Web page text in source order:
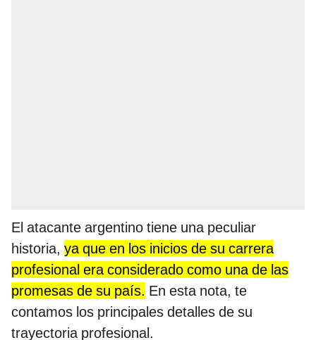
El atacante argentino tiene una peculiar
historia, ya que en los inicios de su carrera
profesional era considerado como una de las
promesas de su país. En esta nota, te
contamos los principales detalles de su
trayectoria profesional.